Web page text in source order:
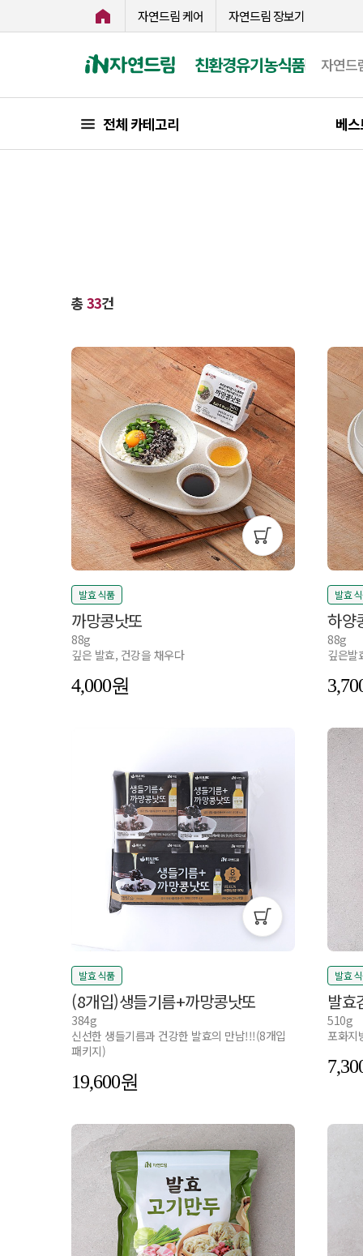
자연드림 케어 자연드림 장보기
친환경유기농식품 자연드
전체 카테고리 베
총33건
발효 식품
까망콩낫또
88g
깊은 발효, 건강을 채우다
4,000
발효
하양
88g
깊은발
발효 식품
(8개입)생들기름+까망콩낫또
384g
신선한 생들기름과 건강한 발효의 만남!!!(8개입
패키지)
19,600
발효
발효
510g
포화지